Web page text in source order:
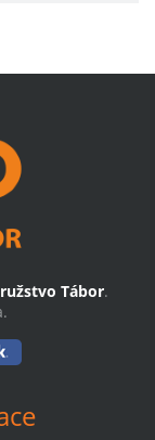
Tábor.